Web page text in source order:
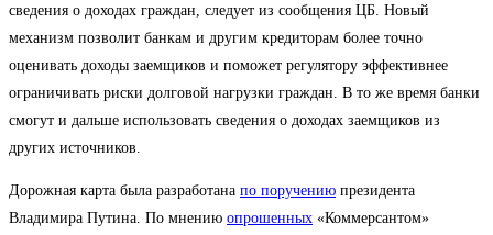
сведения о доходах граждан, следует из сообщения ЦБ. Новый
механизм позволит банкам и другим кредиторам более точно
оценивать доходы заемщиков и поможет регулятору эффективнее
ограничивать риски долговой нагрузки граждан. В то же время банки
смогут и дальше использовать сведения о доходах заемщиков из
других источников.
Дорожная карта была разработана по поручению президента
Владимира Путина. По мнению опрошенных «Коммерсантом»